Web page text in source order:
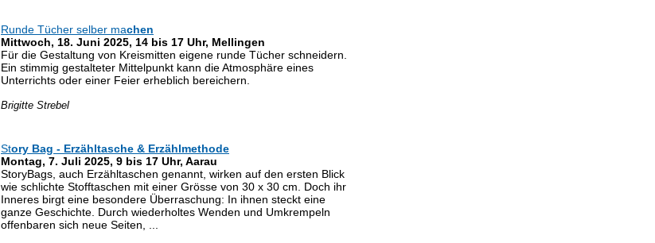
Runde Tücher selber machen
Mittwoch, 18. Juni 2025, 14 bis 17 Uhr, Mellingen
Für die Gestaltung von Kreismitten eigene runde Tücher schneidern.
Ein stimmig gestalteter Mittelpunkt kann die Atmosphäre eines
Unterrichts oder einer Feier erheblich bereichern.
Brigitte Strebel
Story Bag - Erzähltasche & Erzählmethode
Montag, 7. Juli 2025, 9 bis 17 Uhr, Aarau
StoryBags, auch Erzähltaschen genannt, wirken auf den ersten Blick
wie schlichte Stofftaschen mit einer Grösse von 30 x 30 cm. Doch ihr
Inneres birgt eine besondere Überraschung: In ihnen steckt eine
ganze Geschichte. Durch wiederholtes Wenden und Umkrempeln
offenbaren sich neue Seiten, ...